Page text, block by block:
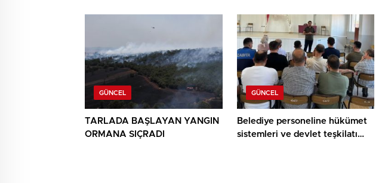
GÜNCEL
TARLADA BAŞLAYAN YANGIN
ORMANA SIÇRADI
GÜNCEL
Belediye personeline hükümet
sistemleri ve devlet teşkilatı